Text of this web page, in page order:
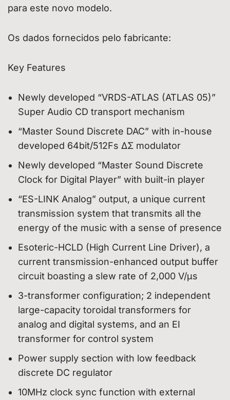
para este novo modelo.
Os dados fornecidos pelo fabricante:
Key Features
Newly developed “VRDS-ATLAS (ATLAS 05)”
Super Audio CD transport mechanism
“Master Sound Discrete DAC” with in-house
developed 64bit/512Fs ΔΣ modulator
Newly developed “Master Sound Discrete
Clock for Digital Player” with built-in player
“ES-LINK Analog” output, a unique current
transmission system that transmits all the
energy of the music with a sense of presence
Esoteric-HCLD (High Current Line Driver), a
current transmission-enhanced output buffer
circuit boasting a slew rate of 2,000 V/µs
3-transformer configuration; 2 independent
large-capacity toroidal transformers for
analog and digital systems, and an EI
transformer for control system
Power supply section with low feedback
discrete DC regulator
10MHz clock sync function with external